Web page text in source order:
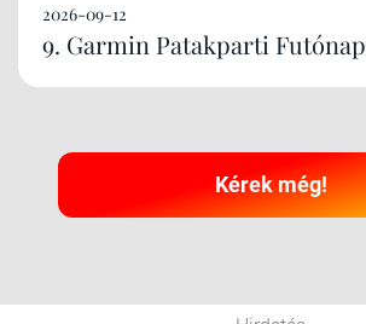
2026-09-12
9. Garmin Patakparti Futónap
Kérek még!